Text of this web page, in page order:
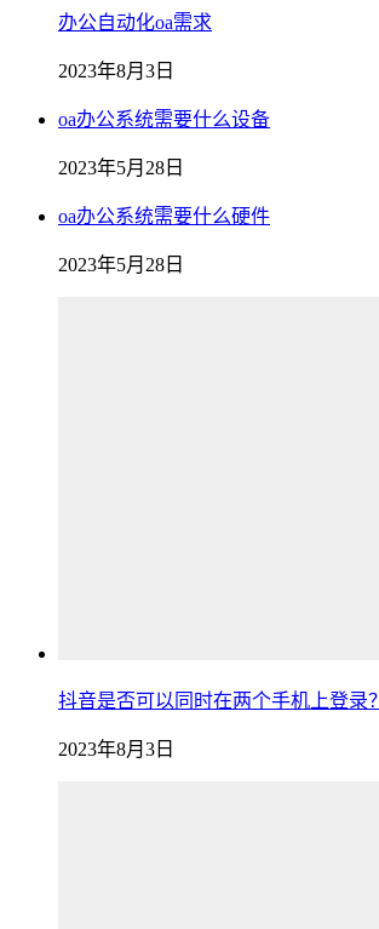
办公自动化oa需求
2023年8月3日
oa办公系统需要什么设备
2023年5月28日
oa办公系统需要什么硬件
2023年5月28日
抖音是否可以同时在两个手机上登录？
2023年8月3日